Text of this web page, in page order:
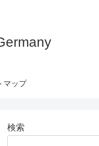
マップ
検索